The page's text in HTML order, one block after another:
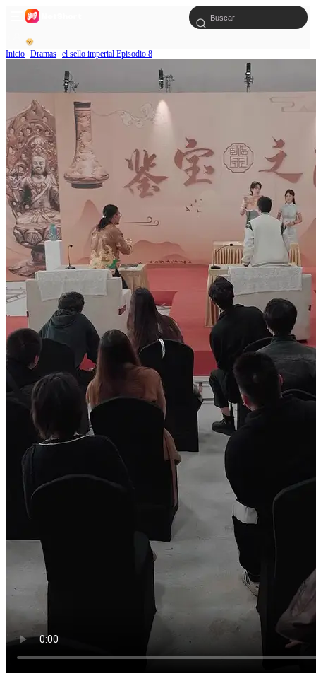
Inicio Dramas el sello imperial Episodio 8
Click to unmute
Esta orden imperial